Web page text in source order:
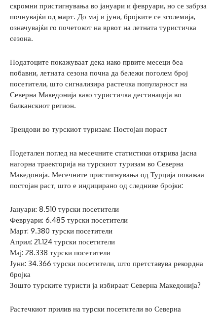
скромни пристигнувања во јануари и февруари, но се забрза
почнувајќи од март. До мај и јуни, бројките се зголемија,
означувајќи го почетокот на врвот на летната туристичка
сезона.
Податоците покажуваат дека иако првите месеци беа
побавни, летната сезона почна да бележи поголем број
посетители, што сигнализира растечка популарност на
Северна Македонија како туристичка дестинација во
балканскиот регион.
Трендови во турскиот туризам: Постојан пораст
Подетален поглед на месечните статистики открива јасна
нагорна траекторија на турскиот туризам во Северна
Македонија. Месечните пристигнувања од Турција покажаа
постојан раст, што е индицирано од следниве бројки:
Јануари: 8.510 турски посетители
Февруари: 6.485 турски посетители
Март: 9.380 турски посетители
Април: 21.124 турски посетители
Мај: 28.338 турски посетители
Јуни: 34.366 турски посетители, што претставува рекордна
бројка
Зошто турските туристи ја избираат Северна Македонија?
Растечкиот прилив на турски посетители во Северна